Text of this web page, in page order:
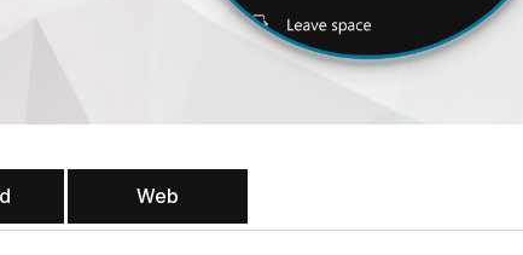
Web